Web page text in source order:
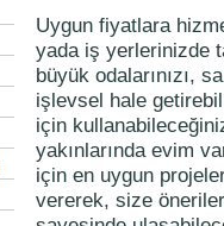
Uygun fiyatlara
yada iş yerlerinizde
büyük odalarınızı,
işlevsel hale
için
yakınlarında evim
için en uygun
vererek, size